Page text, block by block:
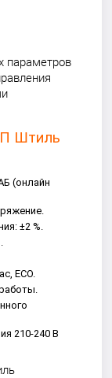
параметров
Штиль
(онлайн
±2 %.
ECO.
210-240 В